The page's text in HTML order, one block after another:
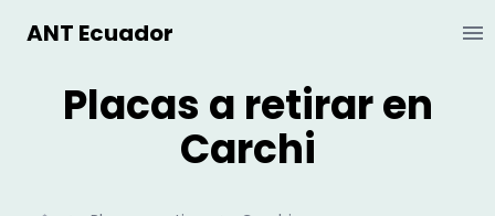
ANT Ecuador
Placas a retirar en
Carchi